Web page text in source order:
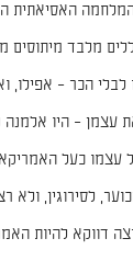
האסיאתית
מלבד מיתוסים
לבלי הכר − אפילו,
עצמן − היו אלמנה
עצמו כעל
לסירוגין, ולא
דווקא להיות